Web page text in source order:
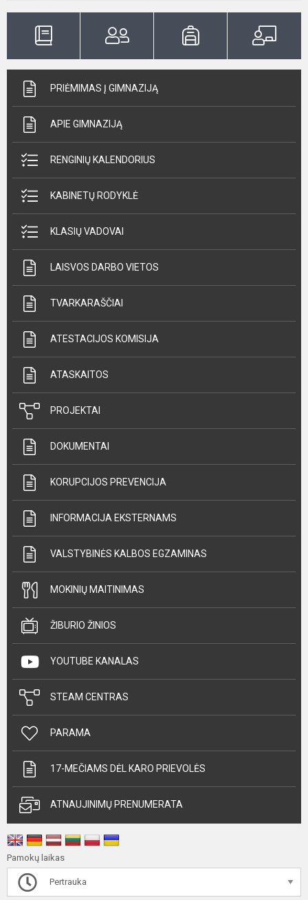
PRIĖMIMAS Į GIMNAZIJĄ
APIE GIMNAZIJĄ
RENGINIŲ KALENDORIUS
KABINETŲ RODYKLĖ
KLASIŲ VADOVAI
LAISVOS DARBO VIETOS
TVARKARAŠČIAI
ATESTACIJOS KOMISIJA
ATASKAITOS
PROJEKTAI
DOKUMENTAI
KORUPCIJOS PREVENCIJA
INFORMACIJA EKSTERNAMS
VALSTYBINĖS KALBOS EGZAMINAS
MOKINIŲ MAITINIMAS
ŽIBURIO ŽINIOS
YOUTUBE KANALAS
STEAM CENTRAS
PARAMA
17-MEČIAMS DĖL KARO PRIEVOLĖS
ATNAUJINIMŲ PRENUMERATA
Pamokų laikas
Pertrauka